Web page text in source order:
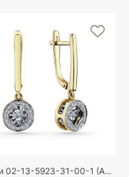
Серьги 02-13-5923-31-00-1 (Au 585)